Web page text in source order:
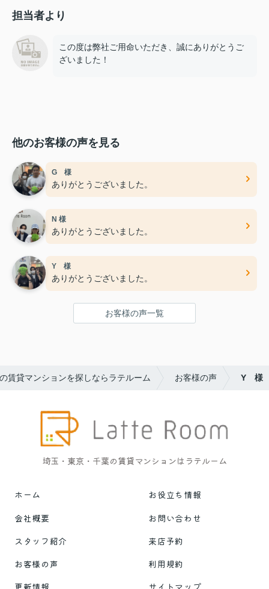
担当者より
この度は弊社ご用命いただき、誠にありがとうご
ざいました！
他のお客様の声を見る
G 様
ありがとうございました。
N 様
ありがとうございました。
Y 様
ありがとうございました。
お客様の声一覧
賃貸マンションを探しならラテルーム お客様の声 Y 様
埼玉・東京・千葉の賃貸マンションはラテルーム
ホーム
お役立ち情報
会社概要
お問い合わせ
スタッフ紹介
来店予約
お客様の声
利用規約
更新情報
サイトマップ